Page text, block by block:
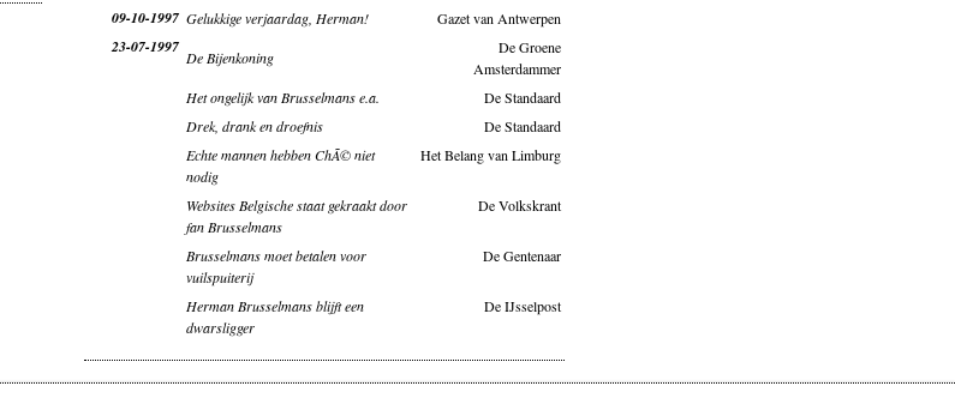
09-10-1997 Gelukkige verjaardag, Herman! Gazet van Antwerpen
23-07-1997
De Bijenkoning
De Groene
Amsterdammer
Het ongelijk van Brusselmans e.a.
De Standaard
Drek, drank en droefnis
De Standaard
Echte mannen hebben ChÃ© niet
nodig
Het Belang van Limburg
Websites Belgische staat gekraakt door
fan Brusselmans
De Volkskrant
Brusselmans moet betalen voor
vuilspuiterij
De Gentenaar
Herman Brusselmans blijft een
dwarsligger
De IJsselpost